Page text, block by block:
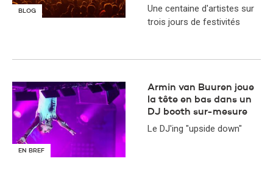
BLOG
Une centaine d'artistes sur
trois jours de festivités
EN BREF
Armin van Buuren joue
la tête en bas dans un
DJ booth sur-mesure
Le DJ'ing "upside down"